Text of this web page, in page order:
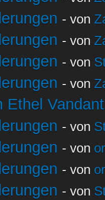
- von
- von
- von
- von
Ethel Vandant
- von
- von
- von
- von